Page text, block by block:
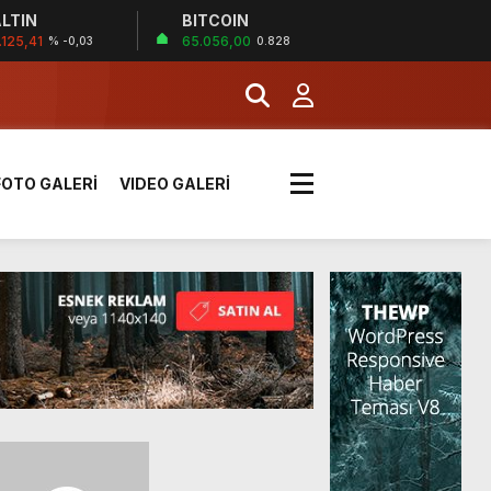
% -0,03
BITCOIN
65.056,00 0.828
yük kazaya neden oldu
paylaştı
GALERİ VIDEO GALERİ